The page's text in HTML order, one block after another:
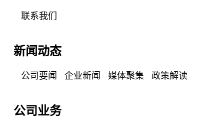
联系我们
新闻动态
公司要闻 企业新闻 媒体聚集 政策解读
公司业务